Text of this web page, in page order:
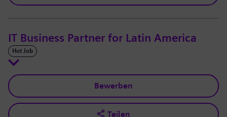
IT Business Partner for Latin America
Hot Job
Bewerben
Teilen